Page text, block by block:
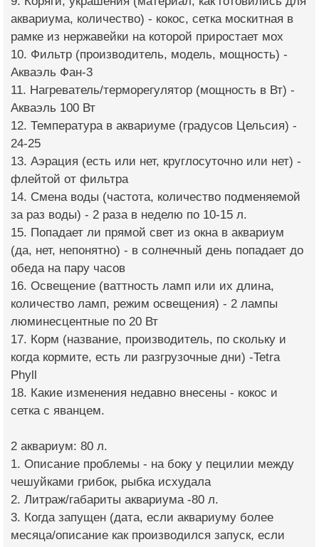
аквариума, количество) - кокос, сетка москитная в
рамке из нержавейки на которой приростает мох
10. Фильтр (производитель, модель, мощность) -
Акваэль Фан-3
11. Нагреватель/терморегулятор (мощность в Вт) -
Акваэль 100 Вт
12. Температура в аквариуме (градусов Цельсия) -
24-25
13. Аэрация (есть или нет, круглосуточно или нет) -
флейтой от фильтра
14. Смена воды (частота, количество подменяемой
за раз воды) - 2 раза в неделю по 10-15 л.
15. Попадает ли прямой свет из окна в аквариум
(да, нет, непонятно) - в солнечный день попадает до
обеда на пару часов
16. Освещение (ваттность ламп или их длина,
количество ламп, режим освещения) - 2 лампы
люминесцентные по 20 Вт
17. Корм (название, производитель, по скольку и
когда кормите, есть ли разгрузочные дни) -Tetra
Phyll
18. Какие изменения недавно внесены - кокос и
сетка с яванцем.
2 аквариум: 80 л.
1. Описание проблемы - на боку у пецилии между
чешуйками грибок, рыбка исхудала
2. Литраж/габариты аквариума -80 л.
3. Когда запущен (дата, если аквариуму более
месяца/описание как производился запуск, если